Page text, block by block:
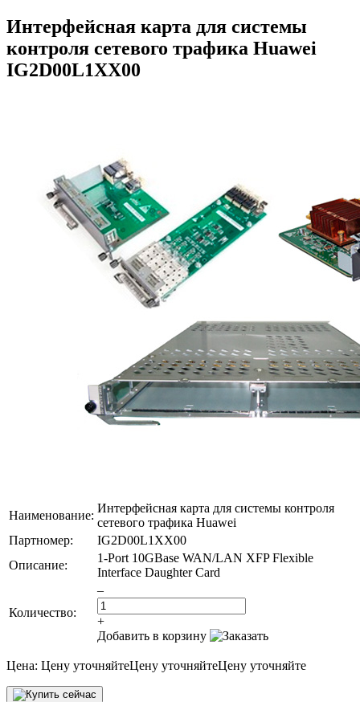
Интерфейсная карта для системы
контроля сетевого трафика Huawei
IG2D00L1XX00
Наименование:
Интерфейсная карта для системы контроля
сетевого трафика Huawei
Партномер:
IG2D00L1XX00
Описание:
1-Port 10GBase WAN/LAN XFP Flexible
Interface Daughter Card
Количество:
–
+
Добавить в корзину
Цена: Цену уточняйтеЦену уточняйтеЦену уточняйте